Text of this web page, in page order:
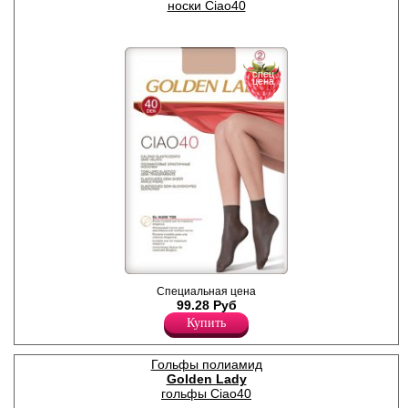
шириной 5см,
Невидимый прозрачный
носок для максимальной
элегантности. Удобная и
комфортная модель на
каждый день. Идеально
сочетаются с любой обувью.
Незаменимы в любое время
года. Универсальный
размер. В упаковке 2 пары
одного цвета.
Плотность 20ден
носки Ciao40
Носочки женские
плотностью 40den, тонкие,
эластичные, полуматовые, с
широкой комфортной
резинкой, классических
оттенков. Обладают
прозрачной текстурой
плетения с гладким
шелковистым эффектом.
Невидимый прозрачный
спец
цена
Специальная цена
99.28 Руб
Купить
Гольфы полиамид
Golden Lady
гольфы Ciao40